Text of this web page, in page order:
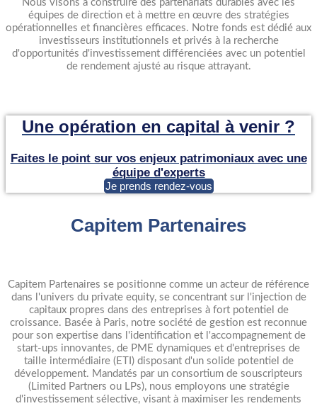
Nous visons à construire des partenariats durables avec les
équipes de direction et à mettre en œuvre des stratégies
opérationnelles et financières efficaces. Notre fonds est dédié aux
investisseurs institutionnels et privés à la recherche
d'opportunités d'investissement différenciées avec un potentiel
de rendement ajusté au risque attrayant.
Une opération en capital à venir ?
Faites le point sur vos enjeux patrimoniaux avec une
équipe d'experts
Je prends rendez-vous
Capitem Partenaires
Capitem Partenaires se positionne comme un acteur de référence
dans l'univers du private equity, se concentrant sur l'injection de
capitaux propres dans des entreprises à fort potentiel de
croissance. Basée à Paris, notre société de gestion est reconnue
pour son expertise dans l'identification et l'accompagnement de
start-ups innovantes, de PME dynamiques et d'entreprises de
taille intermédiaire (ETI) disposant d'un solide potentiel de
développement. Mandatés par un consortium de souscripteurs
(Limited Partners ou LPs), nous employons une stratégie
d'investissement sélective, visant à maximiser les rendements